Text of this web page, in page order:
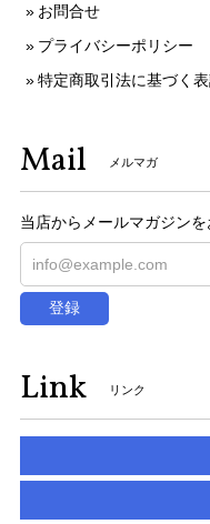
お問合せ
プライバシーポリシー
特定商取引法に基づく
Mail メルマガ
当店からメールマガジンを
登録
Link リンク